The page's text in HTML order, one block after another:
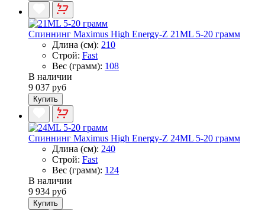
Спиннинг Maximus High Energy-Z 21ML 5-20 грамм
Длина (см): 210
Строй: Fast
Вес (грамм): 108
В наличии
9 037 руб
Купить
Спиннинг Maximus High Energy-Z 24ML 5-20 грамм
Длина (см): 240
Строй: Fast
Вес (грамм): 124
В наличии
9 934 руб
Купить